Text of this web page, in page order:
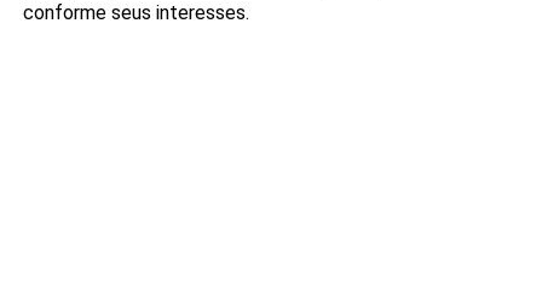
conforme seus interesses.